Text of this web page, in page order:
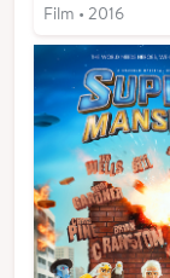
Film • 2016